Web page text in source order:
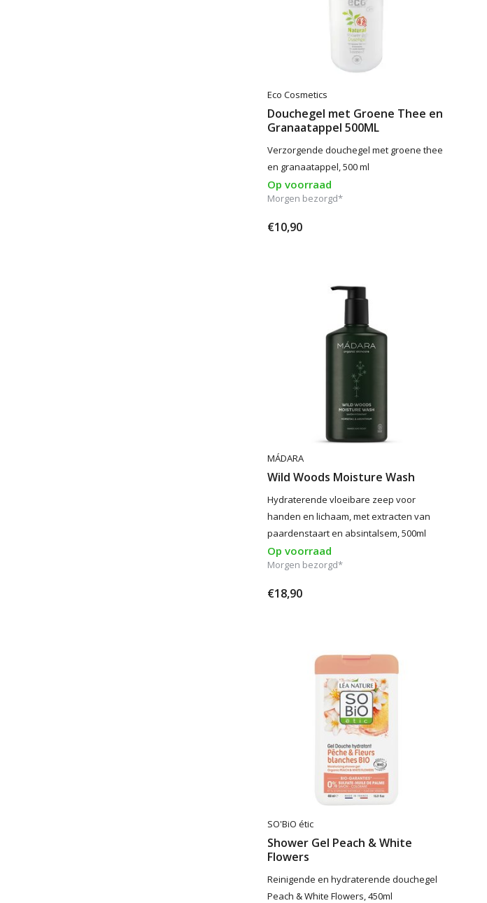
Eco Cosmetics
Douchegel met Groene Thee en
Granaatappel 500ML
Verzorgende douchegel met groene thee
en granaatappel, 500 ml
Op voorraad
Morgen bezorgd*
€10,90
MÁDARA
Wild Woods Moisture Wash
Hydraterende vloeibare zeep voor
handen en lichaam, met extracten van
paardenstaart en absintalsem, 500ml
Op voorraad
Morgen bezorgd*
€18,90
SO'BiO étic
Shower Gel Peach & White
Flowers
Reinigende en hydraterende douchegel
Peach & White Flowers, 450ml